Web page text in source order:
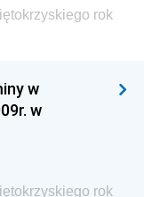
i Gospodarki
Unii
rok
w
w
rok